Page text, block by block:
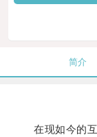
简介
在现如今的互